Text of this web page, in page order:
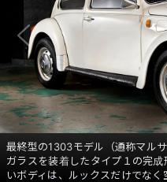
最終型の1303モデル（通称マル
ガラスを装着したタイプ１の完
いボディは、ルックスだけでなく